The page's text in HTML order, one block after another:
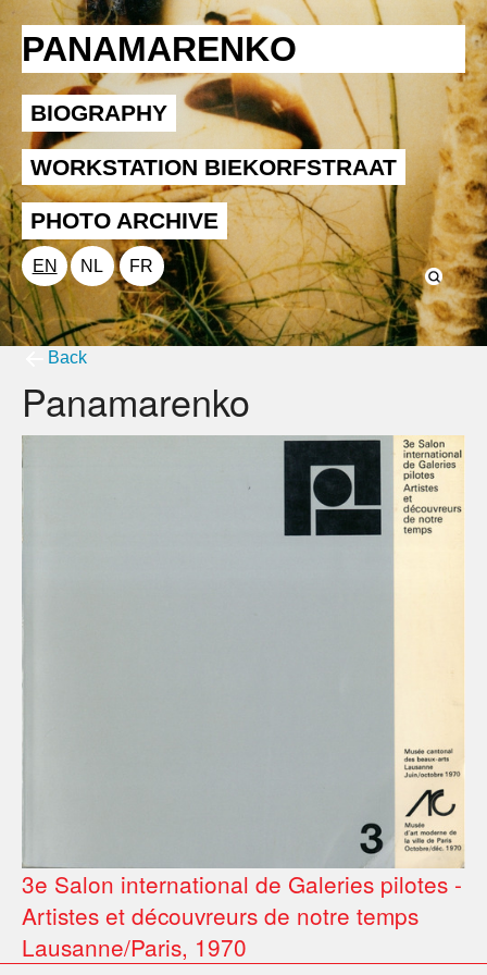
PANAMARENKO
BIOGRAPHY
WORKSTATION BIEKORFSTRAAT
PHOTO ARCHIVE
EN NL FR
Back
Panamarenko
3e Salon international de Galeries pilotes -
Artistes et découvreurs de notre temps
Lausanne/Paris, 1970